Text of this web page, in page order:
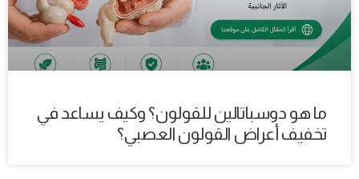
ما هو دوسباتالين للقولون؟ وكيف يساعد في
تخفيف أعراض القولون العصبي؟